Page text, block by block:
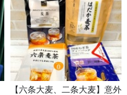
【六条大麦、二条大麦】意外